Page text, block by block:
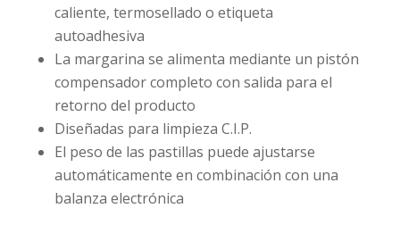
caliente, termosellado o etiqueta
autoadhesiva
La margarina se alimenta mediante un pistón
compensador completo con salida para el
retorno del producto
Diseñadas para limpieza C.I.P.
El peso de las pastillas puede ajustarse
automáticamente en combinación con una
balanza electrónica